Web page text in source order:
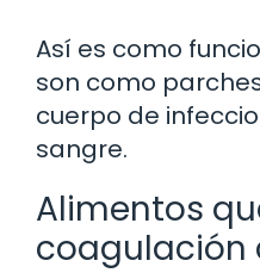
Así es como
son como
cuerpo de
sangre.
Alimentos
coagulación